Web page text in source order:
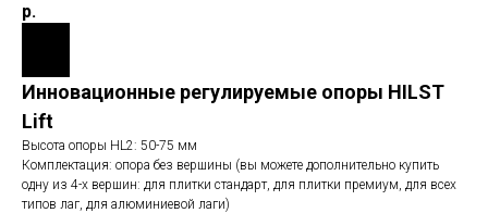
р.
Инновационные регулируемые опоры HILST
Lift
Высота опоры HL2: 50-75 мм
Комплектация: опора без вершины (вы можете дополнительно купить
одну из 4-х вершин: для плитки стандарт, для плитки премиум, для всех
типов лаг, для алюминиевой лаги)